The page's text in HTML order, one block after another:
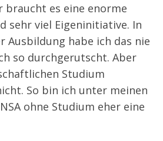
es eine enorme
sehr viel Eigeninitiative. In
Ausbildung habe ich das nie
so durchgerutscht. Aber
Studium
So bin ich unter meinen
ohne Studium eher eine